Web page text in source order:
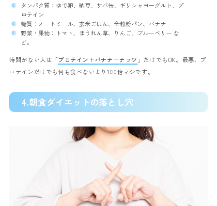
タンパク質：ゆで卵、納豆、サバ缶、ギリシャヨーグルト、プ
ロテイン
糖質：オートミール、玄米ごはん、全粒粉パン、バナナ
野菜・果物：トマト、ほうれん草、りんご、ブルーベリー な
ど。
時間がない人は「プロテイン＋バナナ＋ナッツ 」だけでもOK。 最悪、プ
ロテインだけでも何も食べないより100倍マシです。
4.朝食ダイエットの落とし穴